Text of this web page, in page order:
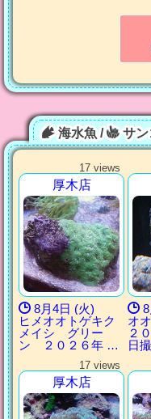
海水魚 / サン
17 views
厚木店
8月4日 (火)
ヒメオオトゲキク
メイシ グリー
ン ２０２６年 …
オ
２
日
17 views
厚木店